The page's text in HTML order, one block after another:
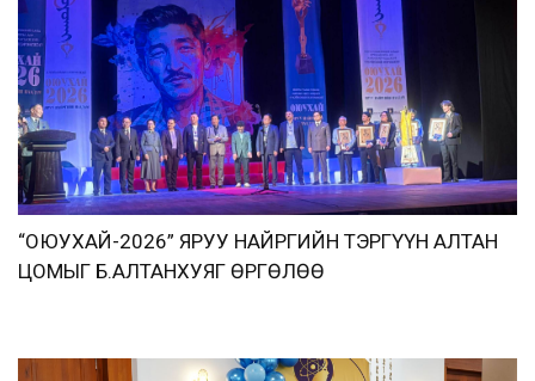
“ОЮУХАЙ-2026” ЯРУУ НАЙРГИЙН ТЭРГҮҮН АЛТАН
ЦОМЫГ Б.АЛТАНХУЯГ ӨРГӨЛӨӨ